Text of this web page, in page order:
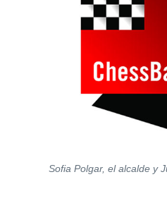
Sofia Polgar, el alcalde y